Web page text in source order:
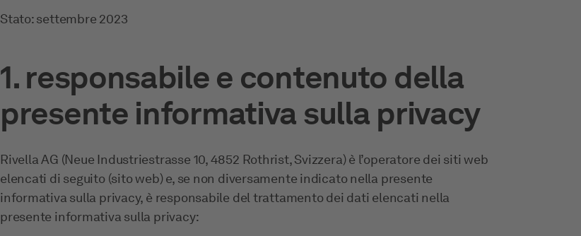
Stato: settembre 2023
1. responsabile e contenuto della
presente informativa sulla privacy
Rivella AG (Neue Industriestrasse 10, 4852 Rothrist, Svizzera) è l’operatore dei siti web
elencati di seguito (sito web) e, se non diversamente indicato nella presente
informativa sulla privacy, è responsabile del trattamento dei dati elencati nella
presente informativa sulla privacy: